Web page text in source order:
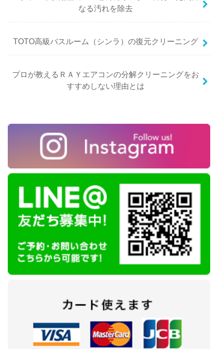
なる汚れを除去
TOTO高級バスルーム（シンラ）の復元クリーニング
プロが教えるＲＡＹエアコンの分解クリーニングをお
すすめしない理由とは